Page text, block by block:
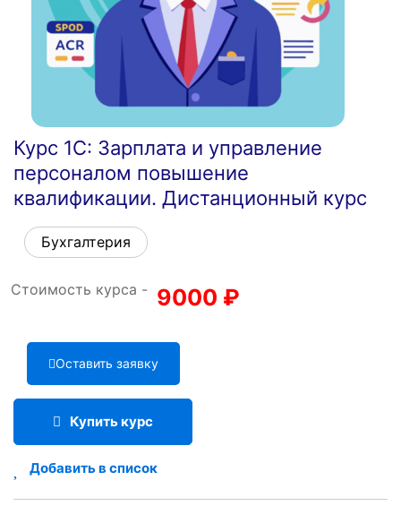
Курс 1С: Зарплата и управление
персоналом повышение
квалификации. Дистанционный курс
Бухгалтерия
Стоимость курса - 9000 ₽
Оставить заявку
Купить курс
Добавить в список